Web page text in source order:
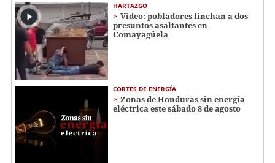
HARTAZGO
Video: pobladores linchan a dos
presuntos asaltantes en
Comayagüela
CORTES DE ENERGÍA
Zonas de Honduras sin energía
eléctrica este sábado 8 de agosto